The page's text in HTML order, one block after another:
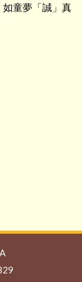
童夢「誠」真